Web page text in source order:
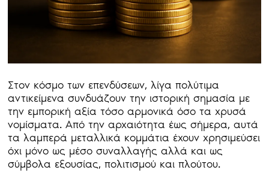
Στον κόσμο των επενδύσεων, λίγα πολύτιμα
αντικείμενα συνδυάζουν την ιστορική σημασία με
την εμπορική αξία τόσο αρμονικά όσο τα χρυσά
νομίσματα. Από την αρχαιότητα έως σήμερα, αυτά
τα λαμπερά μεταλλικά κομμάτια έχουν χρησιμεύσει
όχι μόνο ως μέσο συναλλαγής αλλά και ως
σύμβολα εξουσίας, πολιτισμού και πλούτου.